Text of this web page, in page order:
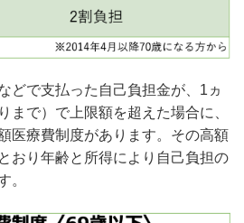
どで支払った自己負担金が、1ヵ
まで）で上限額を超えた場合に、
医療費制度があります。その高額
おり年齢と所得により自己負担の
。